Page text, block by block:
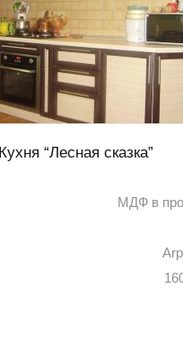
Кухня “Лесная сказка”
МДФ в